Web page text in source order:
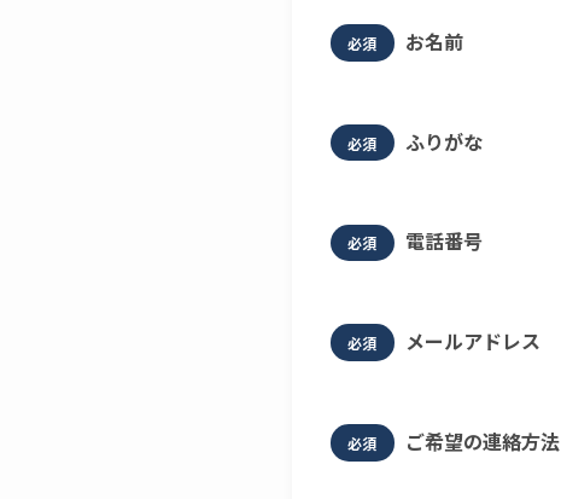
必須 お名前
必須 ふりがな
必須 電話番号
必須 メールアドレス
必須 ご希望の連絡方法